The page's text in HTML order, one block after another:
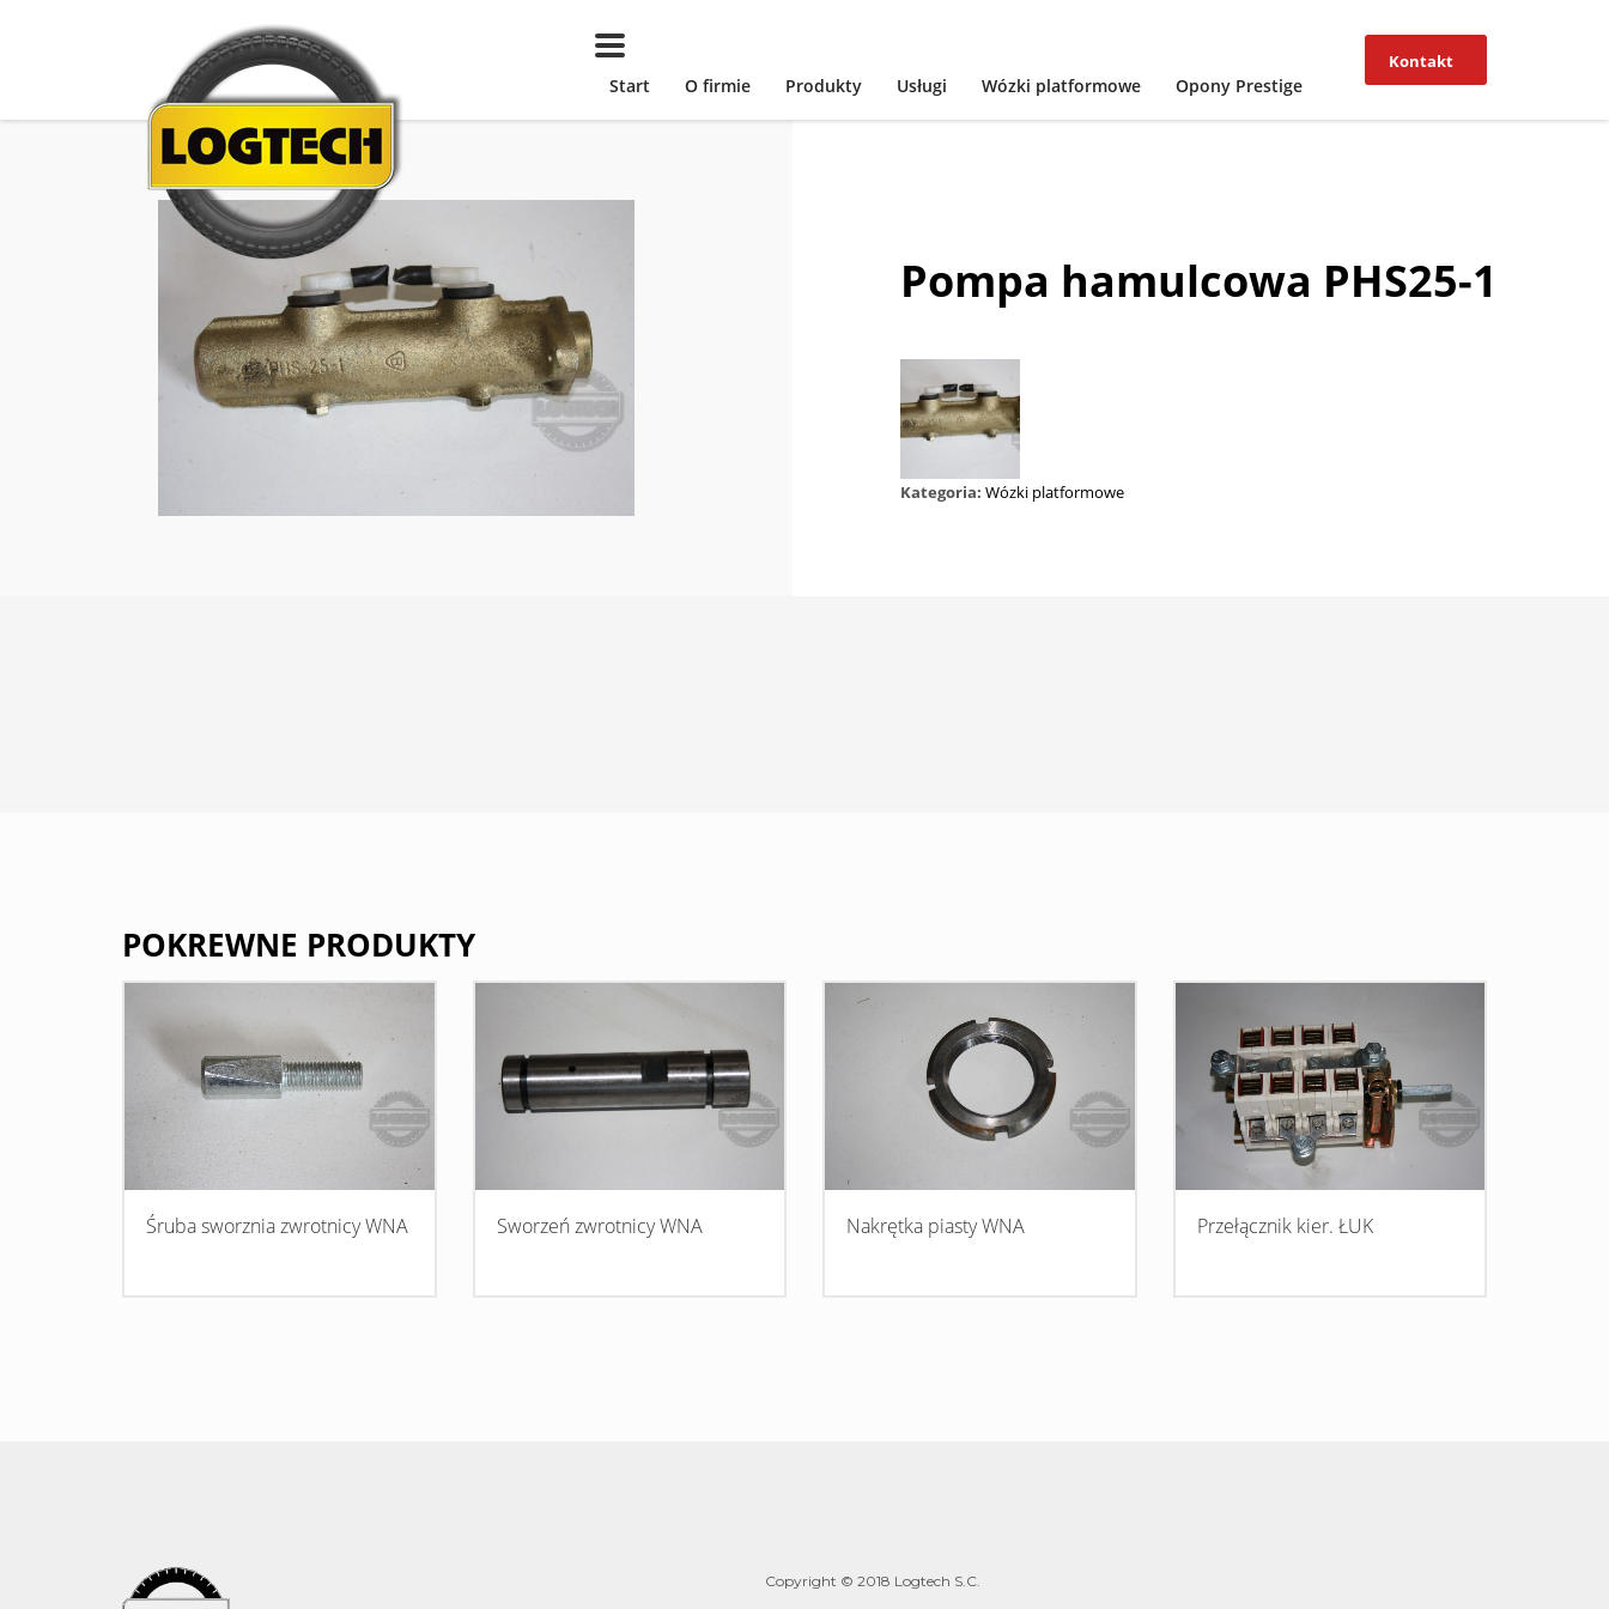
Start O firmie Produkty Usługi Wózki platformowe Opony Prestige
Kontakt
Pompa hamulcowa PHS25-1
Kategoria: Wózki platformowe
POKREWNE PRODUKTY
Śruba sworznia zwrotnicy WNA Sworzeń zwrotnicy WNA Nakrętka piasty WNA Przełącznik kier. ŁUK
Copyright © 2018 Logtech S.C.